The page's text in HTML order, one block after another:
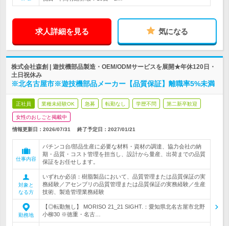
求人詳細を見る 気になる
株式会社森創 | 遊技機部品製造・OEM/ODMサービスを展開★年休120日・
土日祝休み
※北名古屋市※遊技機部品メーカー【品質保証】離職率5%未満
正社員 業種未経験OK 急募 転勤なし 学歴不問 第二新卒歓迎
女性のおしごと掲載中
情報更新日：2026/07/31 終了予定日： 2027/01/21
仕事内容
パチンコ台/部品生産に必要な材料・資材の調達、協力会社の納
期・品質・コスト管理を担当し、設計から量産、出荷までの品質
保証をお任せします。
対象と
なる方
いずれか必須：樹脂製品において、品質管理または品質保証の実
務経験／アセンブリの品質管理または品質保証の実務経験／生産
技術、製造管理業務経験
勤務地
【◎転勤無し】 MORISO 21_21 SIGHT.：愛知県北名古屋市北野
小柳30 ※徳重・名古…